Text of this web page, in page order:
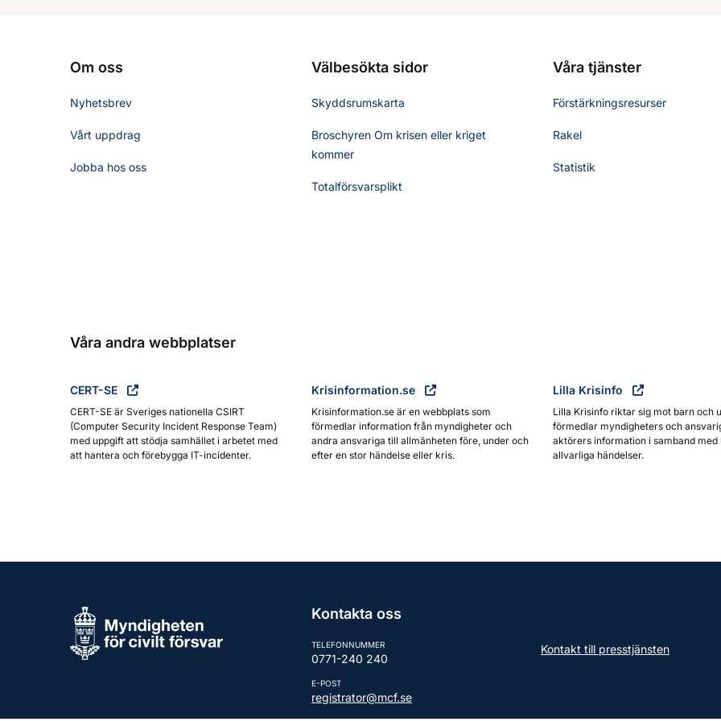
Om oss
Nyhetsbrev
Vårt uppdrag
Jobba hos oss
Välbesökta sidor
Skyddsrumskarta
Broschyren Om krisen eller kriget
kommer
Totalförsvarsplikt
Våra tjänster
Förstärkningsresurser
Rakel
Statistik
Våra andra webbplatser
CERT-SE
CERT-SE är Sveriges nationella CSIRT
(Computer Security Incident Response Team)
med uppgift att stödja samhället i arbetet med
att hantera och förebygga IT-incidenter.
Krisinformation.se
Krisinformation.se är en webbplats som
förmedlar information från myndigheter och
andra ansvariga till allmänheten före, under och
efter en stor händelse eller kris.
Lilla Krisinfo
Lilla Krisinfo riktar sig mot barn och
förmedlar myndigheters och
aktörers information i samband
allvarliga händelser.
Kontakta oss
TELEFONNUMMER
0771-240 240
E-POST
registrator@mcf.se
Kontakt till presstjänsten